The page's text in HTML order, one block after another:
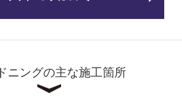
ニングの主な施工箇所